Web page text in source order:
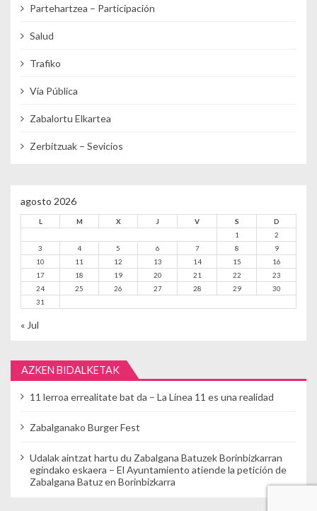
Partehartzea – Participación
Salud
Trafiko
Vía Pública
Zabalortu Elkartea
Zerbitzuak – Sevicios
agosto 2026
L M X J V S
D
1
2
3
4 5 6 7 8
9
10
11 12 13 14 15
16
17
18 19 20 21 22
23
24
25 26 27 28 29
30
31
« Jul
AZKEN BIDALKETAK
11 lerroa errealitate bat da – La Línea 11 es una realidad
Zabalganako Burger Fest
Udalak aintzat hartu du Zabalgana Batuzek Borinbizkarran
egindako eskaera – El Ayuntamiento atiende la petición de
Zabalgana Batuz en Borinbizkarra